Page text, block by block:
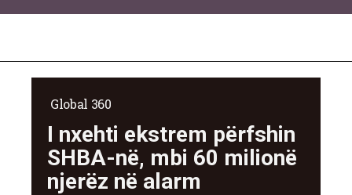
Global 360
I nxehti ekstrem përfshin
SHBA-në, mbi 60 milionë
njerëz në alarm